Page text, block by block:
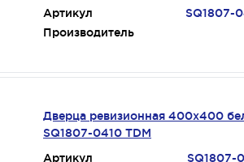
Артикул
SQ1807-
Производитель
Дверца ревизионная 400х400
SQ1807-0410 TDM
Артикул
SQ1807-